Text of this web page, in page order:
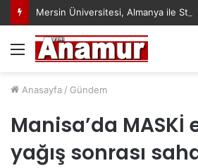
Menü
Anasayfa / Gündem
Manisa’da MASKİ
yağış sonrası